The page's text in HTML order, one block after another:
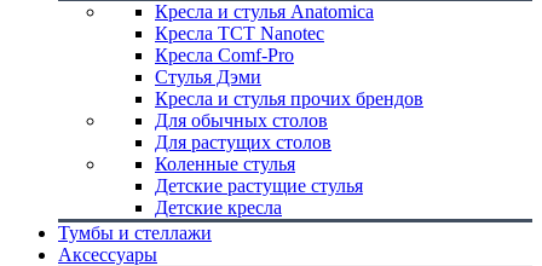
Кресла и стулья Anatomica
Кресла TCT Nanotec
Кресла Comf-Pro
Стулья Дэми
Кресла и стулья прочих брендов
Для обычных столов
Для растущих столов
Коленные стулья
Детские растущие стулья
Детские кресла
Тумбы и стеллажи
Аксессуары